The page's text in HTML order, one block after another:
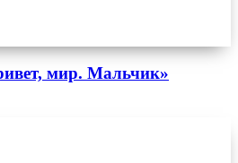
мир. Мальчик»